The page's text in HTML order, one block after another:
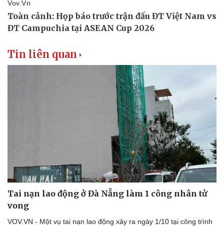
Ô tô - Xe máy
Ô tô
Xe máy
Tư vấn
Tin liên quan
Tai nạn lao động ở Đà Nẵng làm 1 công nhân tử
vong
VOV.VN - Một vụ tai nạn lao động xảy ra ngày 1/10 tại công trình